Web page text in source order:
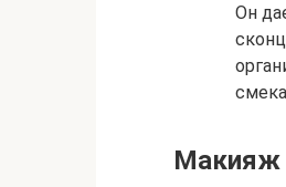
Он
Макияж